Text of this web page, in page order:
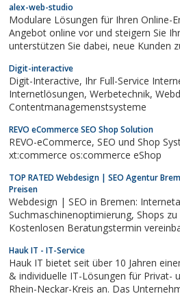
alex-web-studio
Modulare Lösungen für Ihren Online-
Angebot online vor und steigern Sie
unterstützen Sie dabei, neue Kunden zu gewinnen. Kontaktieren
Digit-interactive
Digit-Interactive, Ihr Full-Service Internet-Dienstleister für
Internetlösungen, Werbetechnik, Webdesign, E-commerce und
Contentmanagemenstsysteme
REVO eCommerce SEO Shop Solution
REVO-eCommerce, SEO und Shop Systeme JTL-Shop2
xt:commerce os:commerce eShop
TOP RATED Webdesign | SEO Agentur
Preisen
Webdesign | SEO in Bremen:
Suchmaschinenoptimierung, Shops zu fairen Preisen.
Kostenlosen Beratungstermin
Hauk IT - IT-Service
Hauk IT bietet seit über 10 Jahren
& individuelle IT-Lösungen für Privat-
Rhein-Neckar-Kreis an. Das